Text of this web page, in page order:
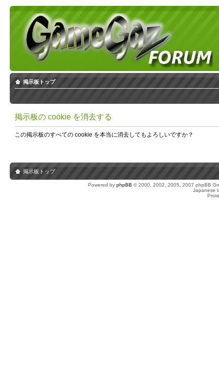
掲示板トップ
掲示板の cookie を消去する
この掲示板のすべての cookie を本当に消去してもよろしいですか？
掲示板トップ
Powered by phpBB © 2000, 2002, 2005, 2007 phpBB
Japanese